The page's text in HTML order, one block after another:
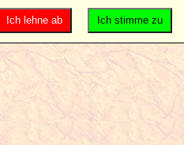
Ich stimme zu
Ich lehne ab